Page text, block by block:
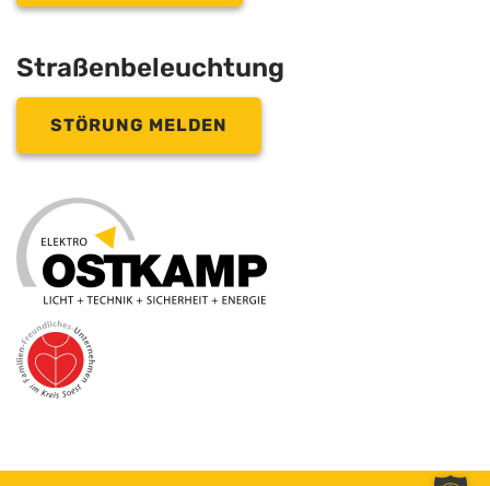
Straßenbeleuchtung
STÖRUNG MELDEN